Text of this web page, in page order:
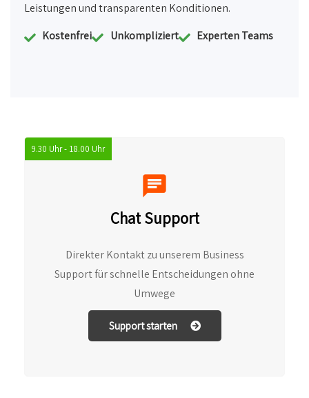
Leistungen und transparenten Konditionen.
Kostenfrei
Unkompliziert Experten Teams
Chat Support
Direkter Kontakt zu unserem Business
Support für schnelle Entscheidungen ohne
Umwege
Support starten
9.30 Uhr - 18.00 Uhr